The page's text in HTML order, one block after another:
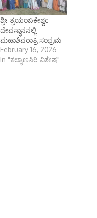
ಶ್ರೀ ತ್ರಯಂಬಕೇಶ್ವರ
ದೇವಸ್ಥಾನನಲ್ಲಿ
ಮಹಾಶಿವರಾತ್ರಿ ಸಂಭ್ರಮ
February 16, 2026
In "ಕಲ್ಯಾಣಸಿರಿ ವಿಶೇಷ"